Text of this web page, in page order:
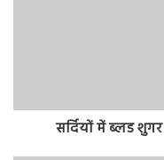
सर्दियों में ब्लड